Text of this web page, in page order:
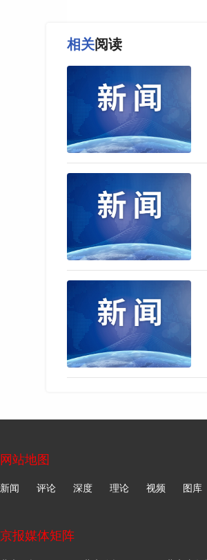
相关阅读
网站地图
新闻 评论 深度 理论 视频 图库
京报媒体矩阵